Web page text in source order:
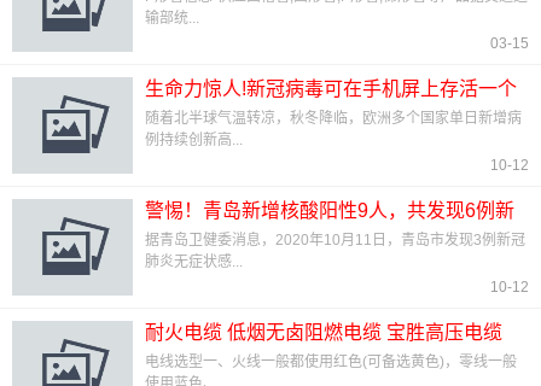
输部统...
03-15
生命力惊人!新冠病毒可在手机屏上存活一个
月
随着北半球气温转凉，秋冬降临，欧洲多个国家单日新增病
例持续创新高...
10-12
警惕！青岛新增核酸阳性9人，共发现6例新
冠确诊病例
据青岛卫健委消息，2020年10月11日，青岛市发现3例新冠
肺炎无症状感...
10-12
耐火电缆 低烟无卤阻燃电缆 宝胜高压电缆
电线选型一、火线一般都使用红色(可备选黄色)，零线一般